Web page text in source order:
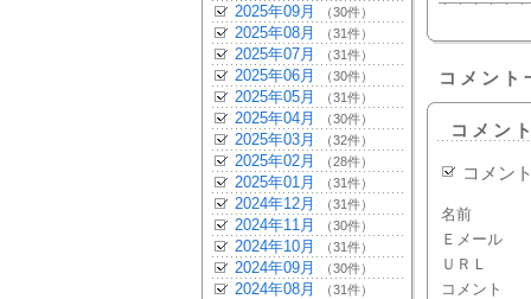
2025年09月 （30件）
2025年08月 （31件）
2025年07月 （31件）
2025年06月 （30件）
2025年05月 （31件）
2025年04月 （30件）
2025年03月 （32件）
2025年02月 （28件）
2025年01月 （31件）
2024年12月 （31件）
2024年11月 （30件）
2024年10月 （31件）
2024年09月 （30件）
2024年08月 （31件）
コメント
コメン
コメン
名前
Ｅメール
ＵＲＬ
コメント